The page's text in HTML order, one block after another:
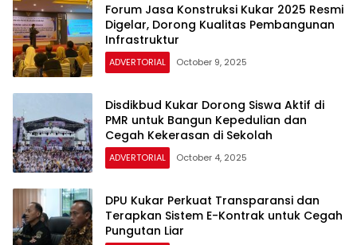
Forum Jasa Konstruksi Kukar 2025 Resmi
Digelar, Dorong Kualitas Pembangunan
Infrastruktur
ADVERTORIAL October 9, 2025
Disdikbud Kukar Dorong Siswa Aktif di
PMR untuk Bangun Kepedulian dan
Cegah Kekerasan di Sekolah
ADVERTORIAL October 4, 2025
DPU Kukar Perkuat Transparansi dan
Terapkan Sistem E-Kontrak untuk Cegah
Pungutan Liar